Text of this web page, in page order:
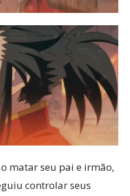
matar seu pai e irmão,
controlar seus